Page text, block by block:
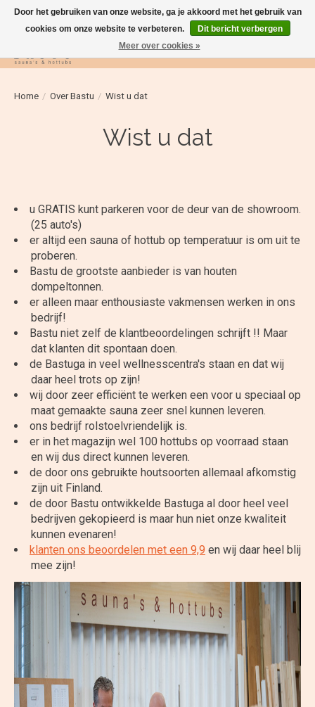
Verlanglijst
Home / Over Bastu / Wist u dat
Wist u dat
u GRATIS kunt parkeren voor de deur van de showroom.
(25 auto's)
er altijd een sauna of hottub op temperatuur is om uit te
proberen.
Bastu de grootste aanbieder is van houten
dompeltonnen.
er alleen maar enthousiaste vakmensen werken in ons
bedrijf!
Bastu niet zelf de klantbeoordelingen schrijft !! Maar
dat klanten dit spontaan doen.
de Bastuga in veel wellnesscentra's staan en dat wij
daar heel trots op zijn!
wij door zeer efficiënt te werken een voor u speciaal op
maat gemaakte sauna zeer snel kunnen leveren.
ons bedrijf rolstoelvriendelijk is.
er in het magazijn wel 100 hottubs op voorraad staan
en wij dus direct kunnen leveren.
de door ons gebruikte houtsoorten allemaal afkomstig
zijn uit Finland.
de door Bastu ontwikkelde Bastuga al door heel veel
bedrijven gekopieerd is maar hun niet onze kwaliteit
kunnen evenaren!
klanten ons beoordelen met een 9,9 en wij daar heel blij
mee zijn!
Door het gebruiken van onze website, ga je akkoord met het gebruik van
cookies om onze website te verbeteren.
Dit bericht verbergen
Meer over cookies »